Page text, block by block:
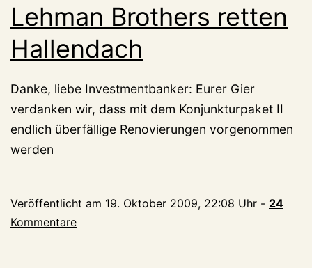
Lehman Brothers retten
Hallendach
Danke, liebe Investmentbanker: Eurer Gier
verdanken wir, dass mit dem Konjunkturpaket II
endlich überfällige Renovierungen vorgenommen
werden
Veröffentlicht am 19. Oktober 2009, 22:08 Uhr - 24
Kommentare